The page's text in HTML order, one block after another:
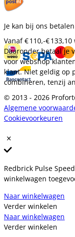
Je kan bij ons
Vanaf€ 110,-€ 133,10
Daaronder betaal je
voor webshop
klant. Niet geldig op
combineren, tenzij
© 2013 - 2026
Algemene
Cookievoorkeuren
Redbrick Pulse
winkelwagen
Naar winkelwagen
Verder winkelen
Naar winkelwagen
Verder winkelen